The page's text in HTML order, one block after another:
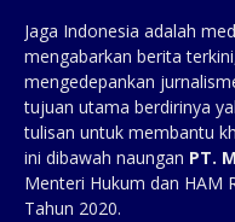
Jaga Indonesia adalah
mengabarkan berita
mengedepankan
tujuan utama berdirinya
tulisan untuk membantu
ini dibawah naungan PT.
Menteri Hukum dan HAM
Tahun 2020.